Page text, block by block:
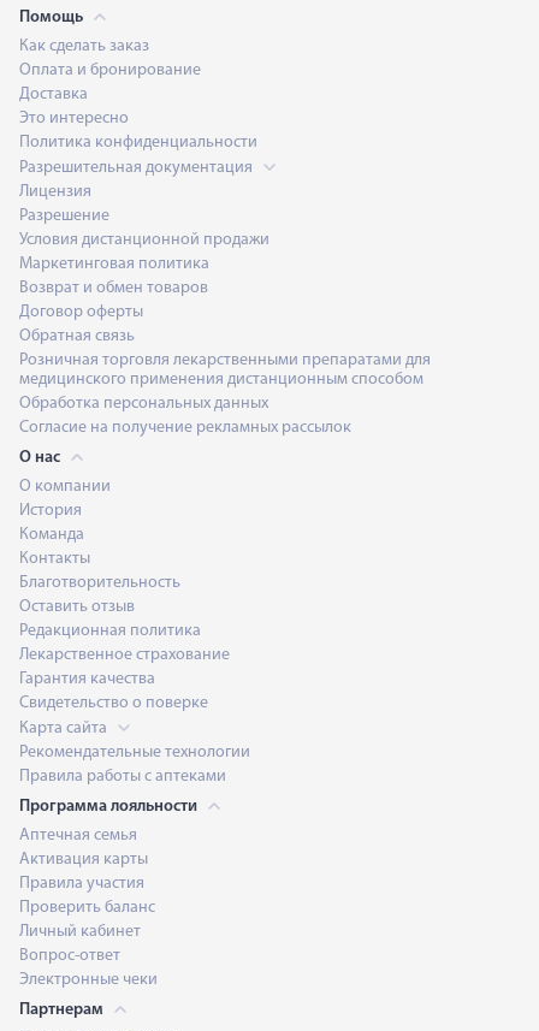
Помощь
Как сделать заказ
Оплата и бронирование
Доставка
Это интересно
Политика конфиденциальности
Разрешительная документация
Лицензия
Разрешение
Условия дистанционной продажи
Маркетинговая политика
Возврат и обмен товаров
Договор оферты
Обратная связь
Розничная торговля лекарственными препаратами для
медицинского применения дистанционным способом
Обработка персональных данных
Согласие на получение рекламных рассылок
О нас
О компании
История
Команда
Контакты
Благотворительность
Оставить отзыв
Редакционная политика
Лекарственное страхование
Гарантия качества
Свидетельство о поверке
Карта сайта
Рекомендательные технологии
Правила работы с аптеками
Программа лояльности
Аптечная семья
Активация карты
Правила участия
Проверить баланс
Личный кабинет
Вопрос-ответ
Электронные чеки
Партнерам